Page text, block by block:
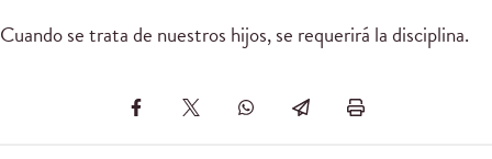
Cuando se trata de nuestros hijos, se requerirá la disciplina.